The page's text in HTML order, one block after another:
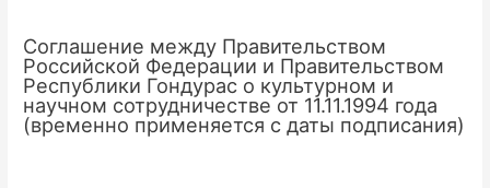
Соглашение между Правительством
Российской Федерации и Правительством
Республики Гондурас о культурном и
научном сотрудничестве от 11.11.1994 года
(временно применяется с даты подписания)